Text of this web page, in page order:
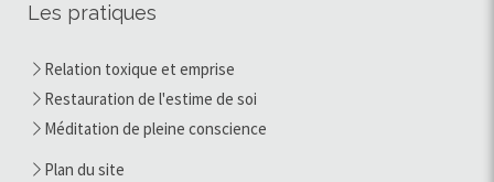
Les pratiques
Relation toxique et emprise
Restauration de l'estime de soi
Méditation de pleine conscience
Plan du site